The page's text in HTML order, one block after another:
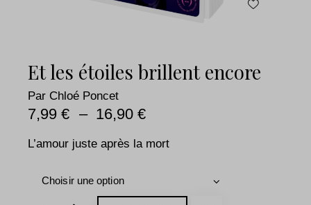
Et les étoiles brillent encore
Par Chloé Poncet
7,99 € – 16,90 €
L’amour juste après la mort